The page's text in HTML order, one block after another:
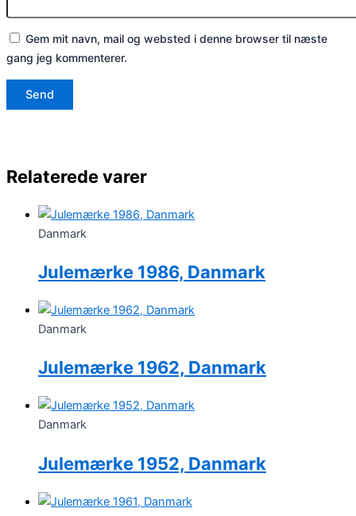
Gem mit navn, mail og websted i denne browser til næste
gang jeg kommenterer.
Relaterede varer
Danmark
Julemærke 1986, Danmark
Danmark
Julemærke 1962, Danmark
Danmark
Julemærke 1952, Danmark